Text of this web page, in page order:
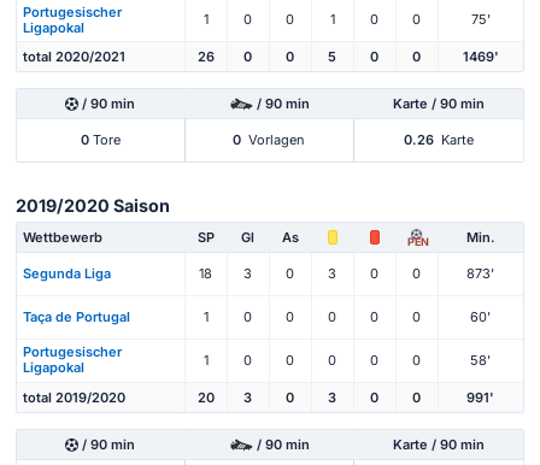
Portugesischer
Ligapokal
1 0 0 1 0 0 75'
total 2020/2021 26 0 0 5 0 0 1469'
/ 90 min / 90 min Karte / 90 min
0Tore 0 Vorlagen 0.26 Karte
2019/2020 Saison
Wettbewerb SP Gl As PEN Min.
Segunda Liga 18 3 0 3 0 0 873'
Taça de Portugal 1 0 0 0 0 0 60'
Portugesischer
Ligapokal
1 0 0 0 0 0 58'
total 2019/2020 20 3 0 3 0 0 991'
/ 90 min / 90 min Karte / 90 min